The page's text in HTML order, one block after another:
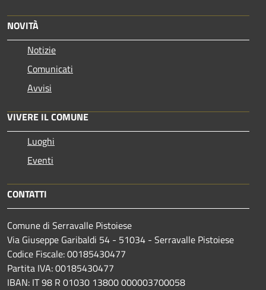
NOVITÀ
Notizie
Comunicati
Avvisi
VIVERE IL COMUNE
Luoghi
Eventi
CONTATTI
Comune di Serravalle Pistoiese
Via Giuseppe Garibaldi 54 - 51034 - Serravalle Pistoiese
Codice Fiscale: 00185430477
Partita IVA: 00185430477
IBAN: IT 98 R 01030 13800 000003700058